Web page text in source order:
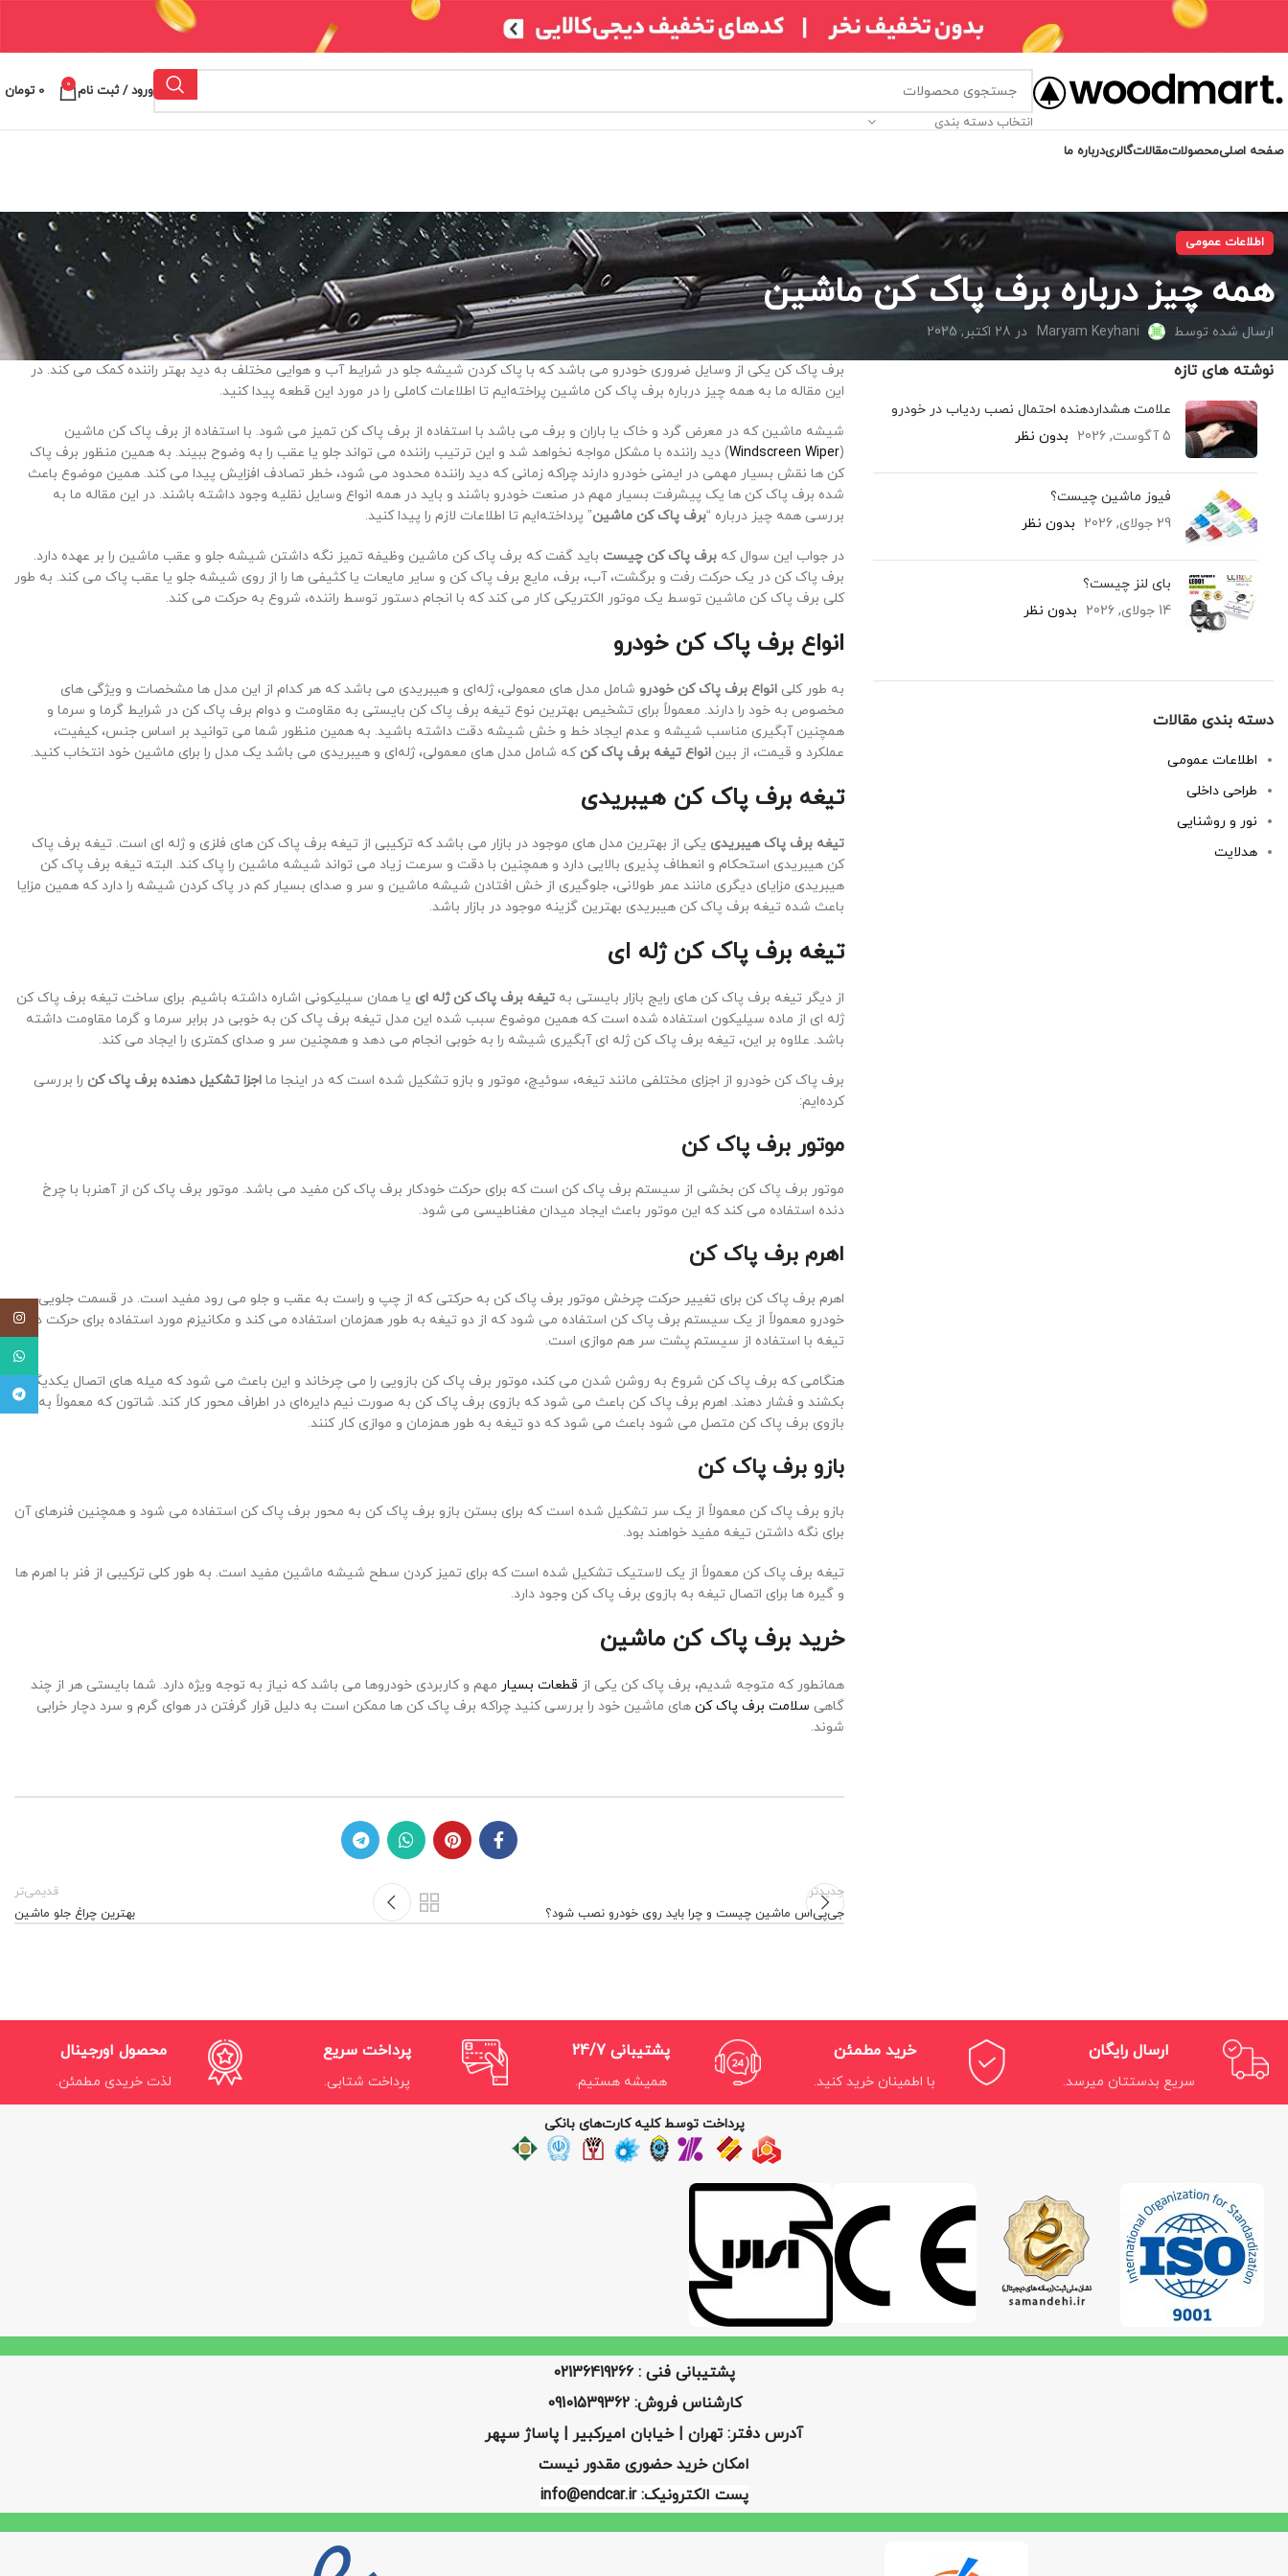
انتخاب دسته بندی
ورود / ثبت نام 0
0 تومان
صفحه اصلیمحصولاتمقالاتگالریدرباره ما
اطلاعات عمومی
همه چیز درباره برف پاک کن ماشین
ارسال شده توسط Maryam Keyhani در 28 اکتبر, 2025
برف پاک کن یکی از وسایل ضروری خودرو می باشد که با پاک کردن شیشه جلو در شرایط آب و هوایی مختلف به دید بهتر راننده کمک می کند. در
این مقاله ما به همه چیز درباره برف پاک کن ماشین پراخته‌ایم تا اطلاعات کاملی را در مورد این قطعه پیدا کنید.
شیشه ماشین که در معرض گرد و خاک یا باران و برف می باشد با استفاده از برف پاک کن تمیز می شود. با استفاده از برف پاک کن ماشین
(
Windscreen Wiper) دید راننده با مشکل مواجه نخواهد شد و این ترتیب راننده می تواند جلو یا عقب را به وضوح ببیند. به همین منظور برف پاک
کن ها نقش بسیار مهمی در ایمنی خودرو دارند چراکه زمانی که دید راننده محدود می شود، خطر تصادف افزایش پیدا می کند. همین موضوع باعث
شده برف پاک کن ها یک پیشرفت بسیار مهم در صنعت خودرو باشند و باید در همه انواع وسایل نقلیه وجود داشته باشند. در این مقاله ما به
بررسی همه چیز درباره “برف پاک کن ماشین” پرداخته‌ایم تا اطلاعات لازم را پیدا کنید.
در جواب این سوال که برف پاک کن چیست باید گفت که برف پاک کن ماشین وظیفه تمیز نگه داشتن شیشه جلو و عقب ماشین را بر عهده دارد.
برف پاک کن در یک حرکت رفت و برگشت، آب، برف، مایع برف پاک کن و سایر مایعات یا کثیفی ها را از روی شیشه جلو یا عقب پاک می کند. به طور
کلی برف پاک کن ماشین توسط یک موتور الکتریکی کار می کند که با انجام دستور توسط راننده، شروع به حرکت می کند.
انواع برف پاک کن خودرو
به طور کلی انواع برف پاک کن خودرو شامل مدل های معمولی، ژله‌ای و هیبریدی می باشد که هر کدام از این مدل ها مشخصات و ویژگی های
مخصوص به خود را دارند. معمولاً برای تشخیص بهترین نوع تیغه برف پاک کن بایستی به مقاومت و دوام برف پاک کن در شرایط گرما و سرما و
همچنین آبگیری مناسب شیشه و عدم ایجاد خط و خش شیشه دقت داشته باشید. به همین منظور شما می توانید بر اساس جنس، کیفیت،
عملکرد و قیمت، از بین انواع تیغه برف پاک کنکه شامل مدل های معمولی، ژله‌ای و هیبریدی می باشد یک مدل را برای ماشین خود انتخاب کنید.
تیغه برف پاک کن هیبریدی
تیغه برف پاک هیبریدی یکی از بهترین مدل های موجود در بازار می باشد که ترکیبی از تیغه برف پاک کن های فلزی و ژله ای است. تیغه برف پاک
کن هیبریدی استحکام و انعطاف پذیری بالایی دارد و همچنین با دقت و سرعت زیاد می تواند شیشه ماشین را پاک کند. البته تیغه برف پاک کن
هیبریدی مزایای دیگری مانند عمر طولانی، جلوگیری از خش افتادن شیشه ماشین و سر و صدای بسیار کم در پاک کردن شیشه را دارد که همین مزایا
باعث شده تیغه برف پاک کن هیبریدی بهترین گزینه موجود در بازار باشد.
تیغه برف پاک کن ژله ای
از دیگر تیغه برف پاک کن های رایج بازار بایستی به تیغه برف پاک کن ژله ای یا همان سیلیکونی اشاره داشته باشیم. برای ساخت تیغه برف پاک کن
ژله ای از ماده سیلیکون استفاده شده است که همین موضوع سبب شده این مدل تیغه برف پاک کن به خوبی در برابر سرما و گرما مقاومت داشته
باشد. علاوه بر این، تیغه برف پاک کن ژله ای آبگیری شیشه را به خوبی انجام می دهد و همچنین سر و صدای کمتری را ایجاد می کند.
برف پاک کن خودرو از اجزای مختلفی مانند تیغه، سوئیچ، موتور و بازو تشکیل شده است که در اینجا ما اجزا تشکیل دهنده برف پاک کن را بررسی
کرده‌ایم:
موتور برف پاک کن
موتور برف پاک کن بخشی از سیستم برف پاک کن است که برای حرکت خودکار برف پاک کن مفید می باشد. موتور برف پاک کن از آهنربا با چرخ
دنده استفاده می کند که این موتور باعث ایجاد میدان مغناطیسی می شود.
اهرم برف پاک کن
اهرم برف پاک کن برای تغییر حرکت چرخش موتور برف پاک کن به حرکتی که از چپ و راست به عقب و جلو می رود مفید است. در قسمت جلویی
خودرو معمولاً از یک سیستم برف پاک کن استفاده می شود که از دو تیغه به طور همزمان استفاده می کند و مکانیزم مورد استفاده برای حرکت دو
تیغه با استفاده از سیستم پشت سر هم موازی است.
هنگامی که برف پاک کن شروع به روشن شدن می کند، موتور برف پاک کن بازویی را می چرخاند و این باعث می شود که میله های اتصال یکدیگر را
بکشند و فشار دهند. اهرم برف پاک کن باعث می شود که بازوی برف پاک کن به صورت نیم دایره‌ای در اطراف محور کار کند. شاتون که معمولاً به دو
بازوی برف پاک کن متصل می شود باعث می شود که دو تیغه به طور همزمان و موازی کار کنند.
بازو برف پاک کن
بازو برف پاک کن معمولاً از یک سر تشکیل شده است که برای بستن بازو برف پاک کن به محور برف پاک کن استفاده می شود و همچنین فنرهای آن
برای نگه داشتن تیغه مفید خواهند بود.
تیغه برف پاک کن معمولاً از یک لاستیک تشکیل شده است که برای تمیز کردن سطح شیشه ماشین مفید است. به طور کلی ترکیبی از فنر با اهرم ها
و گیره ها برای اتصال تیغه به بازوی برف پاک کن وجود دارد.
خرید برف پاک کن ماشین
همانطور که متوجه شدیم، برف پاک کن یکی از قطعات بسیار مهم و کاربردی خودروها می باشد که نیاز به توجه ویژه دارد. شما بایستی هر از چند
گاهی سلامت برف پاک کن های ماشین خود را بررسی کنید چراکه برف پاک کن ها ممکن است به دلیل قرار گرفتن در هوای گرم و سرد دچار خرابی
شوند.
جدیدتر
جی‌پی‌اس ماشین چیست و چرا باید روی خودرو نصب شود؟
قدیمی‌تر
بهترین چراغ جلو ماشین
نوشته های تازه
علامت هشداردهنده احتمال نصب ردیاب در خودرو
5 آگوست, 2026
بدون نظر
فیوز ماشین چیست؟
29 جولای, 2026
بدون نظر
بای لنز چیست؟
14 جولای, 2026
بدون نظر
دسته بندی مقالات
اطلاعات عمومی
طراحی داخلی
نور و روشنایی
هدلایت
ارسال رایگان
سریع بدستتان میرسد.
خرید مطمئن
با اطمینان خرید کنید.
پشتیبانی 24/7
همیشه هستیم.
پرداخت سریع
پرداخت شتابی.
محصول اورجینال
لذت خریدی مطمئن.
پرداخت توسط کلیه کارت‌های بانکی
پشتیبانی فنی : 02136419266
کارشناس فروش: 09101539362
آدرس دفتر: تهران | خیابان امیرکبیر | پاساژ سپهر
امکان خرید حضوری مقدور نیست
پست الکترونیک: info@endcar.ir
تلگرام